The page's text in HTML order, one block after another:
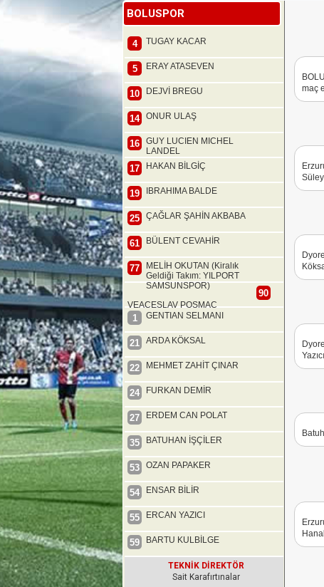
BOLUSPOR
4 TUGAY KACAR
5 ERAY ATASEVEN
10 DEJVİ BREGU
14 ONUR ULAŞ
16
GUY LUCIEN MICHEL
LANDEL
17 HAKAN BİLGİÇ
19 IBRAHIMA BALDE
25 ÇAĞLAR ŞAHİN AKBABA
61 BÜLENT CEVAHİR
77
MELİH OKUTAN (Kiralık
Geldiği Takım: YILPORT
SAMSUNSPOR)
90
VEACESLAV POSMAC
1 GENTIAN SELMANI
21 ARDA KÖKSAL
22 MEHMET ZAHİT ÇINAR
24 FURKAN DEMİR
27 ERDEM CAN POLAT
35 BATUHAN İŞÇİLER
53 OZAN PAPAKER
54 ENSAR BİLİR
55 ERCAN YAZICI
59 BARTU KULBİLGE
TEKNİK DİREKTÖR
Sait Karafırtınalar
maç